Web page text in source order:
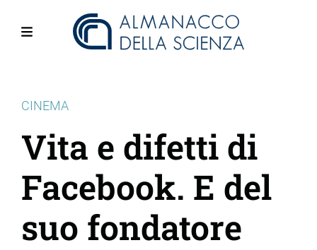
CINEMA
Vita e difetti di
Facebook. E del
suo fondatore